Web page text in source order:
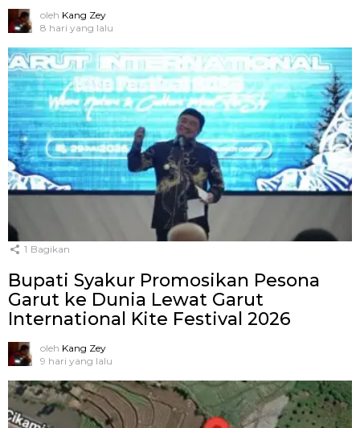
oleh Kang Zey
8 hari yang lalu
1 Bagikan
Bupati Syakur Promosikan Pesona
Garut ke Dunia Lewat Garut
International Kite Festival 2026
oleh Kang Zey
9 hari yang lalu